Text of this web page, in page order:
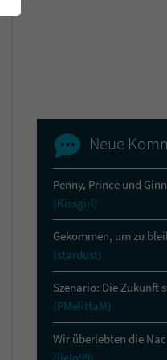
Neue
Penny, Prince und
(Kissgirl)
Gekommen, um zu
(stardust)
Szenario: Die Zukunft
(PMelittaM)
Wir überlebten die